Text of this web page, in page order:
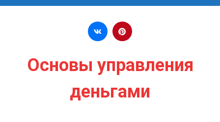
Перейти к содержимому
Основы управления
деньгами